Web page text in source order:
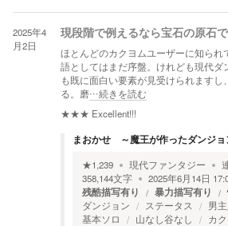
2025年4
月2日
現段階で例えるなら宝石の原石で
ほとんどのカクヨムユーザーに知られ
語としてはまだ序盤。けれども現代ダ
も既に面白い要素が見受けられます
る。磨…続きを読む
★★★ Excellent!!!
まおかせ ～魔王が作ったダンジョ
★1,239 現代ファンタジー
358,144文字 2025年6月14日
残酷描写有り 暴力描写有り
ダンジョン ステータス 男
基本ソロ
山なし谷なし カ